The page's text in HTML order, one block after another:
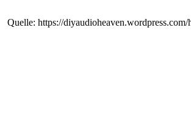
Quelle: https://diyaudioheaven.wordpress.com/